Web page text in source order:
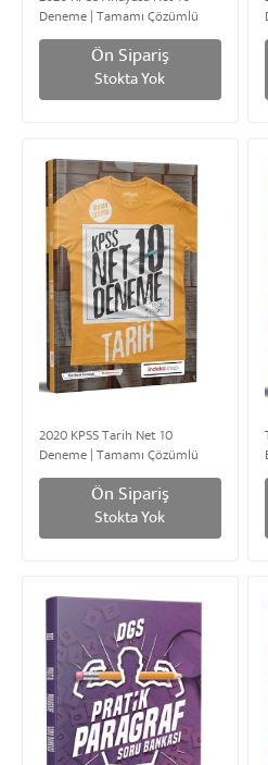
Deneme | Tamamı Çözümlü
Ön Sipariş
Stokta Yok
2020 KPSS Tarih Net 10
Deneme | Tamamı Çözümlü
Ön Sipariş
Stokta Yok